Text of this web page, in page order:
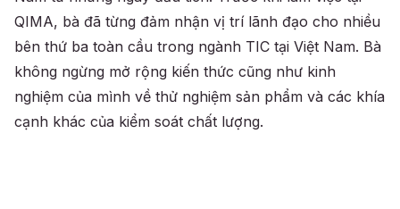
QIMA, bà đã từng đảm nhận vị trí lãnh đạo cho nhiều
bên thứ ba toàn cầu trong ngành TIC tại Việt Nam. Bà
không ngừng mở rộng kiến thức cũng như kinh
nghiệm của mình về thử nghiệm sản phẩm và các khía
cạnh khác của kiểm soát chất lượng.